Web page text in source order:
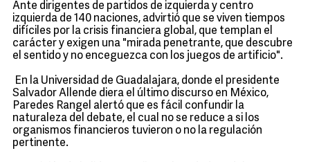
Ante dirigentes de partidos de izquierda y centro
izquierda de 140 naciones, advirtió que se viven tiempos
difíciles por la crisis financiera global, que templan el
carácter y exigen una "mirada penetrante, que descubre
el sentido y no enceguezca con los juegos de artificio".
En la Universidad de Guadalajara, donde el presidente
Salvador Allende diera el último discurso en México,
Paredes Rangel alertó que es fácil confundir la
naturaleza del debate, el cual no se reduce a si los
organismos financieros tuvieron o no la regulación
pertinente.